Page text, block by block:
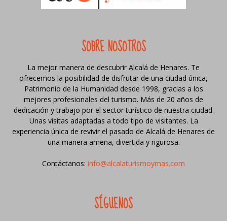
SOBRE NOSOTROS
La mejor manera de descubrir Alcalá de Henares. Te
ofrecemos la posibilidad de disfrutar de una ciudad única,
Patrimonio de la Humanidad desde 1998, gracias a los
mejores profesionales del turismo. Más de 20 años de
dedicación y trabajo por el sector turístico de nuestra ciudad.
Unas visitas adaptadas a todo tipo de visitantes. La
experiencia única de revivir el pasado de Alcalá de Henares de
una manera amena, divertida y rigurosa.
Contáctanos: info@alcalaturismoymas.com
SÍGUENOS